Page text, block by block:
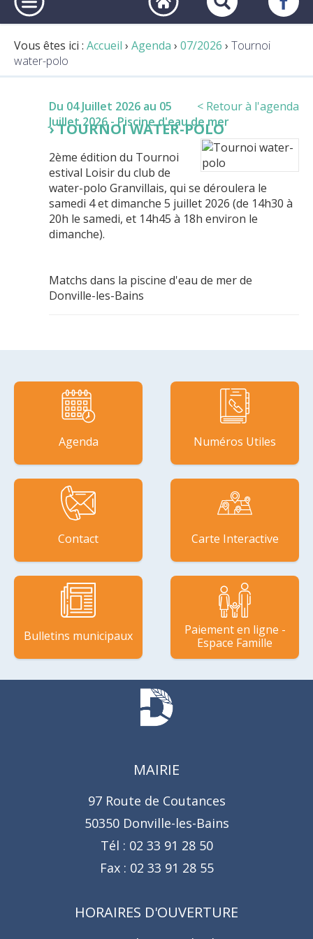
Vous êtes ici : Accueil › Agenda › 07/2026 › Tournoi
water-polo
< Retour à l'agenda
Du 04 Juillet 2026 au 05
Juillet 2026- Piscine d'eau de mer
TOURNOI WATER-POLO
2ème édition du Tournoi
estival Loisir du club de
water-polo Granvillais, qui se déroulera le
samedi 4 et dimanche 5 juillet 2026 (de 14h30 à
20h le samedi, et 14h45 à 18h environ le
dimanche).
Matchs dans la piscine d'eau de mer de
Donville-les-Bains
Agenda Numéros Utiles
Contact Carte Interactive
Bulletins municipaux
Paiement en ligne -
Espace Famille
MAIRIE
97 Route de Coutances
50350 Donville-les-Bains
Tél : 02 33 91 28 50
Fax : 02 33 91 28 55
HORAIRES D'OUVERTURE